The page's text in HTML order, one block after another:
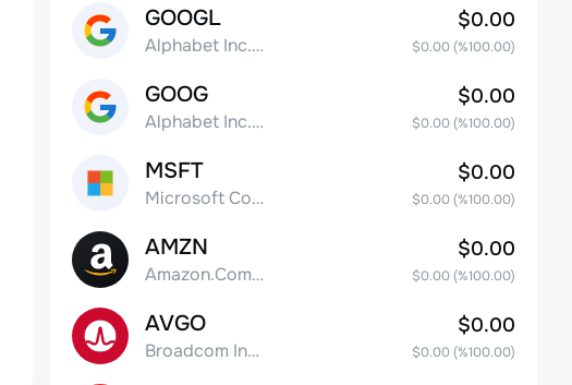
GOOGL
Alphabet Inc. Class A Common Stock
$0.00
$0.00(%100.00)
GOOG
Alphabet Inc. Class C Capital Stock
$0.00
$0.00(%100.00)
MSFT
Microsoft Corp
$0.00
$0.00(%100.00)
AMZN
Amazon.Com Inc
$0.00
$0.00(%100.00)
AVGO
Broadcom Inc. Common Stock
$0.00
$0.00(%100.00)